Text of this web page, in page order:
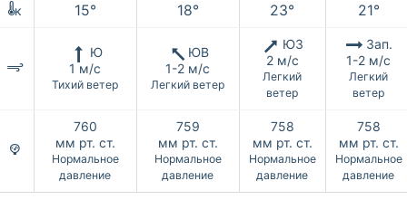
к 15° 18° 23° 21°
Ю
1 м/с
Тихий ветер
ЮВ
1-2 м/с
Легкий ветер
ЮЗ
2 м/с
Легкий
ветер
Зап.
1-2 м/с
Легкий
ветер
760
мм рт. ст.
Нормальное
давление
759
мм рт. ст.
Нормальное
давление
758
мм рт. ст.
Нормальное
давление
758
мм рт. ст.
Нормальное
давление